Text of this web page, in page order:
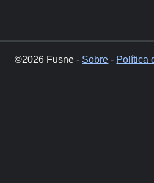
©2026 Fusne - Sobre - Política